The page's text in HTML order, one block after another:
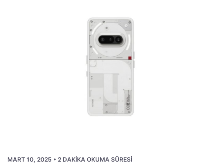
MART 10, 2025 • 2 DAKIKA OKUMA SÜRESI